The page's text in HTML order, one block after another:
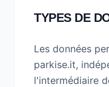
TYPES DE
Les données
parkise.it,
l'intermédiaire